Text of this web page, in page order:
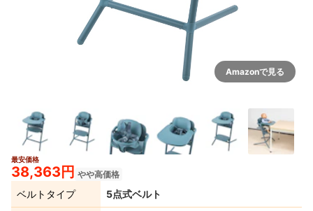
Amazonで見る
最安価格
38,363円 やや高価格
ベルトタイプ 5点式ベルト